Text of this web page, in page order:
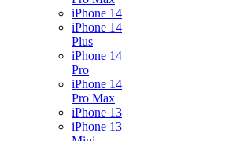
iPhone 14
iPhone 14
Plus
iPhone 14
Pro
iPhone 14
Pro Max
iPhone 13
iPhone 13